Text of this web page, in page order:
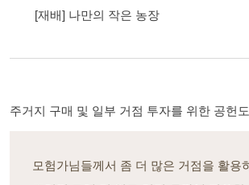
[재배] 나만의 작은 농장
주거지 구매 및 일부 거점 투자를 위한 공헌
모험가님들께서 좀 더 많은 거점을 활용